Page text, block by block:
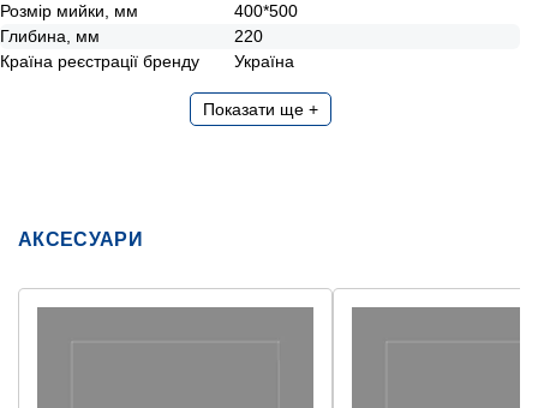
Розмір мийки, мм
400*500
Глибина, мм
220
Країна реєстрації бренду
Україна
Показати ще +
АКСЕСУАРИ